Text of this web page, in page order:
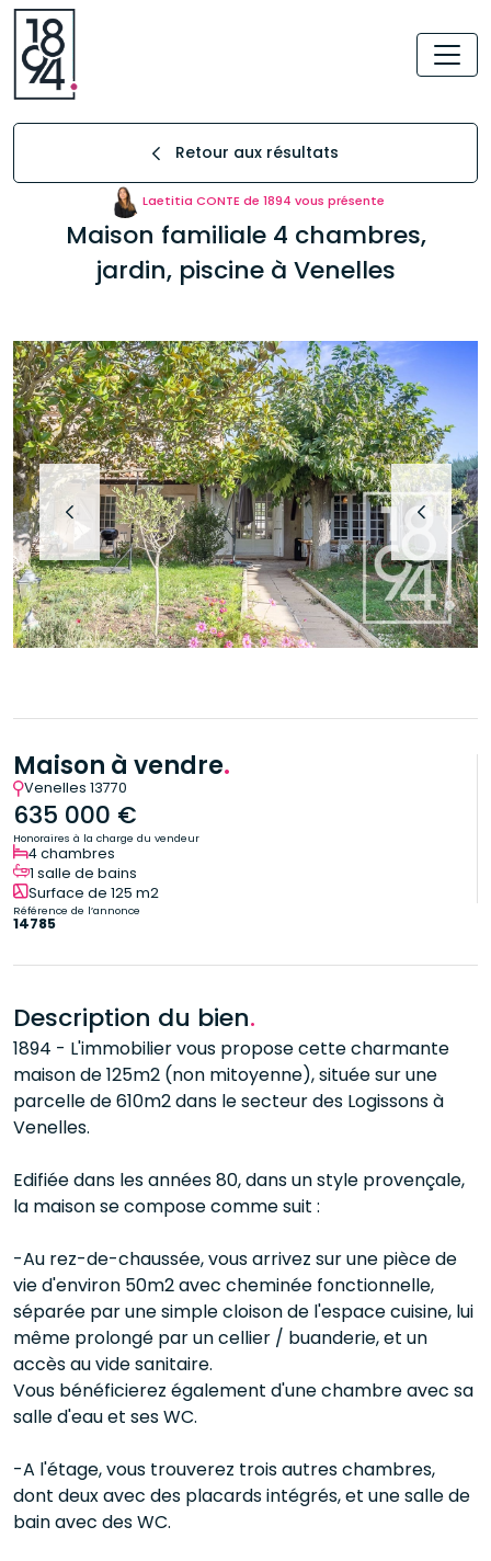
Retour aux résultats
Laetitia CONTE de 1894 vous présente
Maison familiale 4 chambres,
jardin, piscine à Venelles
Maison à vendre.
Venelles 13770
635 000 €
Honoraires à la charge du vendeur
4 chambres
1 salle de bains
Surface de 125 m2
Référence de l’annonce
14785
Description du bien.
1894 - L'immobilier vous propose cette charmante
maison de 125m2 (non mitoyenne), située sur une
parcelle de 610m2 dans le secteur des Logissons à
Venelles.
Edifiée dans les années 80, dans un style provençale,
la maison se compose comme suit :
-Au rez-de-chaussée, vous arrivez sur une pièce de
vie d'environ 50m2 avec cheminée fonctionnelle,
séparée par une simple cloison de l'espace cuisine, lui
même prolongé par un cellier / buanderie, et un
accès au vide sanitaire.
Vous bénéficierez également d'une chambre avec sa
salle d'eau et ses WC.
-A l'étage, vous trouverez trois autres chambres,
dont deux avec des placards intégrés, et une salle de
bain avec des WC.